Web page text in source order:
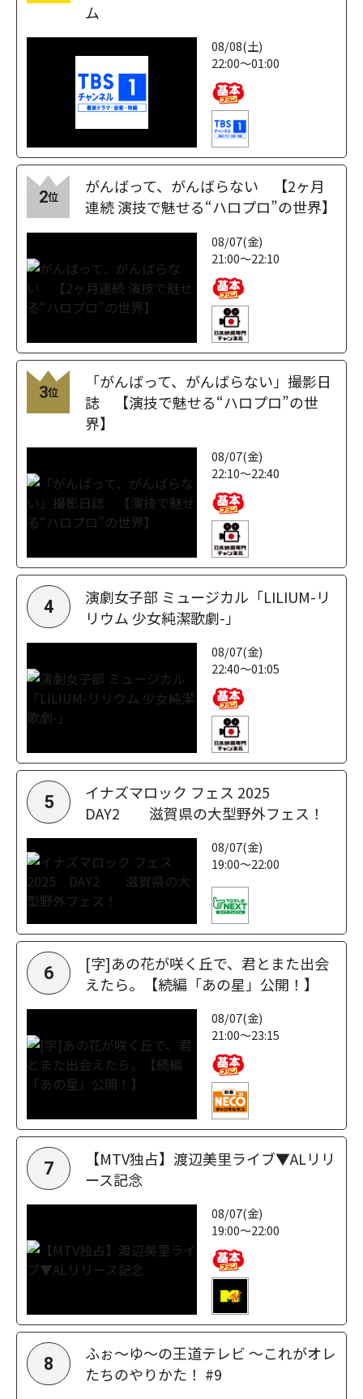
ム
08/08(土)
22:00～01:00
2位
がんばって、がんばらない 【2ヶ月
連続 演技で魅せる“ハロプロ”の世界】
08/07(金)
21:00～22:10
3位
「がんばって、がんばらない」撮影日
誌 【演技で魅せる“ハロプロ”の世
界】
08/07(金)
22:10～22:40
4
演劇女子部 ミュージカル「LILIUM-リ
リウム 少女純潔歌劇-」
08/07(金)
22:40～01:05
5
イナズマロック フェス 2025
DAY2 滋賀県の大型野外フェス！
08/07(金)
19:00～22:00
6
[字]あの花が咲く丘で、君とまた出会
えたら。【続編「あの星」公開！】
08/07(金)
21:00～23:15
7
【MTV独占】渡辺美里ライブ▼ALリリ
ース記念
08/07(金)
19:00～22:00
8
ふぉ～ゆ～の王道テレビ ～これがオレ
たちのやりかた！ #9